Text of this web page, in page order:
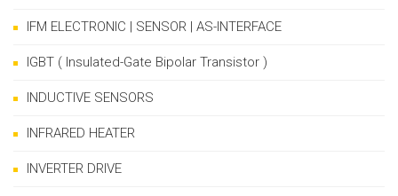
IFM ELECTRONIC | SENSOR | AS-INTERFACE
IGBT ( Insulated-Gate Bipolar Transistor )
INDUCTIVE SENSORS
INFRARED HEATER
INVERTER DRIVE